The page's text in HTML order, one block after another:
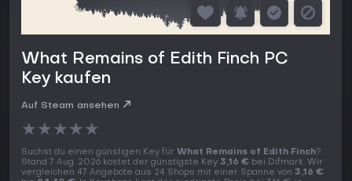
What Remains of Edith Finch PC
Key kaufen
Auf Steam ansehen
★★★★★
Suchst du einen günstigen Key für What Remains of Edith Finch?
Stand 7 Aug. 2026 kostet der günstigste Key 3,16 € bei Difmark. Wir
vergleichen 47 Angebote aus 24 Shops mit einer Spanne von 3,16 €